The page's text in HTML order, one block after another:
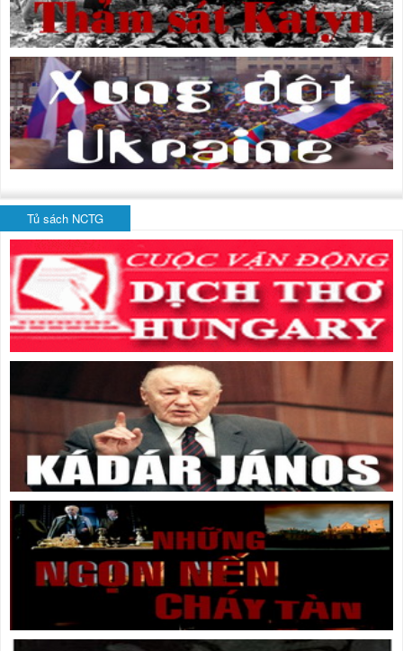
Tủ sách NCTG